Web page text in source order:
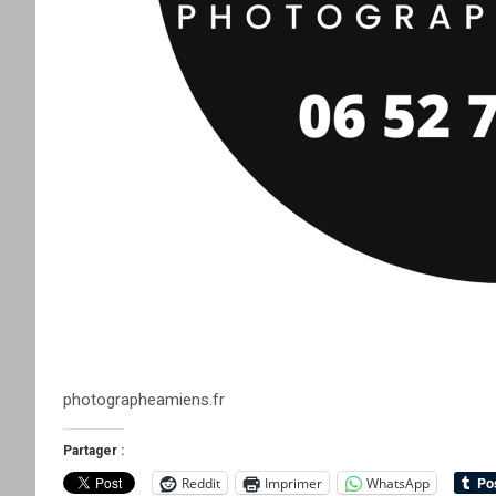
photographeamiens.fr
Partager :
Reddit Imprimer WhatsApp